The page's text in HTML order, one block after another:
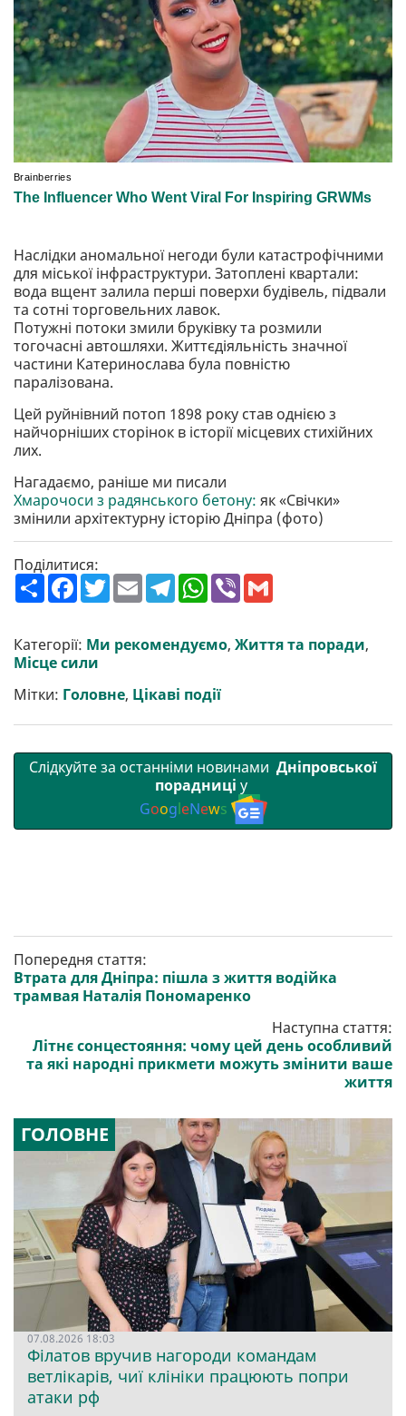
Наслідки аномальної негоди були катастрофічними
для міської інфраструктури. Затоплені квартали:
вода вщент залила перші поверхи будівель, підвали
та сотні торговельних лавок.
Потужні потоки змили бруківку та розмили
тогочасні автошляхи. Життєдіяльність значної
частини Катеринослава була повністю
паралізована.
Цей руйнівний потоп 1898 року став однією з
найчорніших сторінок в історії місцевих стихійних
лих.
Нагадаємо, раніше ми писали
Хмарочоси з радянського бетону: як «Свічки»
змінили архітектурну історію Дніпра (фото)
Поділитися:
П
о
р
и
т
F
a
b
o
o
T
w
e
E
m
l
T
e
g
r
m
W
h
s
A
p
V
r l
Категорії: Ми рекомендуємо, Життя та поради,
Місце сили
Мітки: Головне, Цікаві події
Слідкуйте за останніми новинами Дніпровської
порадниці у
GoogleNews
Попередня стаття:
Втрата для Дніпра: пішла з життя водійка
трамвая Наталія Пономаренко
Наступна стаття:
Літнє сонцестояння: чому цей день особливий
та які народні прикмети можуть змінити ваше
життя
ГОЛОВНЕ
07.08.2026 18:03
Філатов вручив нагороди командам
ветлікарів, чиї клініки працюють попри
атаки рф